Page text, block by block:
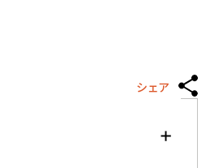
シェア